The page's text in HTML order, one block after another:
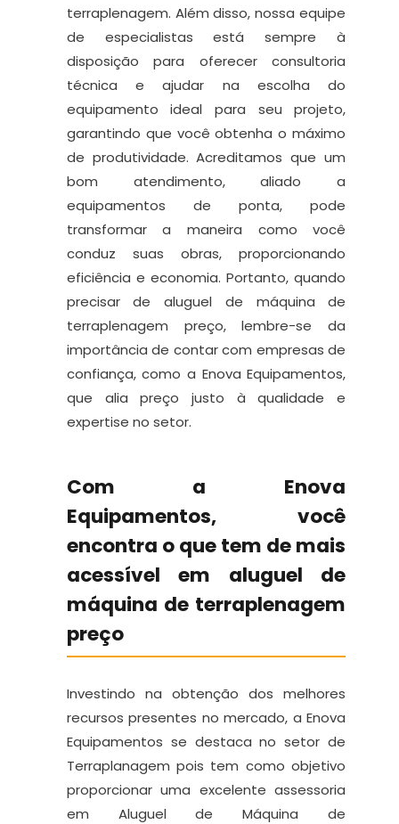
terraplenagem. Além disso, nossa equipe
de especialistas está sempre à
disposição para oferecer consultoria
técnica e ajudar na escolha do
equipamento ideal para seu projeto,
garantindo que você obtenha o máximo
de produtividade. Acreditamos que um
bom atendimento, aliado a
equipamentos de ponta, pode
transformar a maneira como você
conduz suas obras, proporcionando
eficiência e economia. Portanto, quando
precisar de aluguel de máquina de
terraplenagem preço, lembre-se da
importância de contar com empresas de
confiança, como a Enova Equipamentos,
que alia preço justo à qualidade e
expertise no setor.
Com a Enova
Equipamentos, você
encontra o que tem de mais
acessível em aluguel de
máquina de terraplenagem
preço
Investindo na obtenção dos melhores
recursos presentes no mercado, a Enova
Equipamentos se destaca no setor de
Terraplanagem pois tem como objetivo
proporcionar uma excelente assessoria
em Aluguel de Máquina de